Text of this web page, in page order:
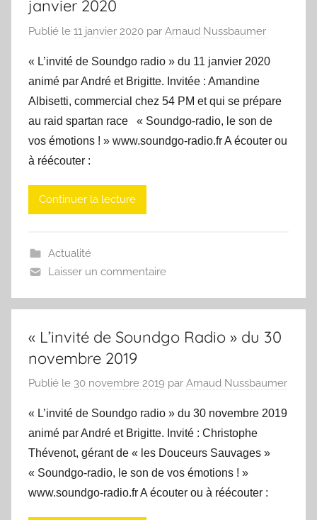
janvier 2020
Publié le 11 janvier 2020 par Arnaud Nussbaumer
« L’invité de Soundgo radio » du 11 janvier 2020
animé par André et Brigitte. Invitée : Amandine
Albisetti, commercial chez 54 PM et qui se prépare
au raid spartan race « Soundgo-radio, le son de
vos émotions ! » www.soundgo-radio.fr A écouter ou
à réécouter :
Continuer la lecture
Actualité
Laisser un commentaire
« L’invité de Soundgo Radio » du 30
novembre 2019
Publié le 30 novembre 2019 par Arnaud Nussbaumer
« L’invité de Soundgo radio » du 30 novembre 2019
animé par André et Brigitte. Invité : Christophe
Thévenot, gérant de « les Douceurs Sauvages »
« Soundgo-radio, le son de vos émotions ! »
www.soundgo-radio.fr A écouter ou à réécouter :